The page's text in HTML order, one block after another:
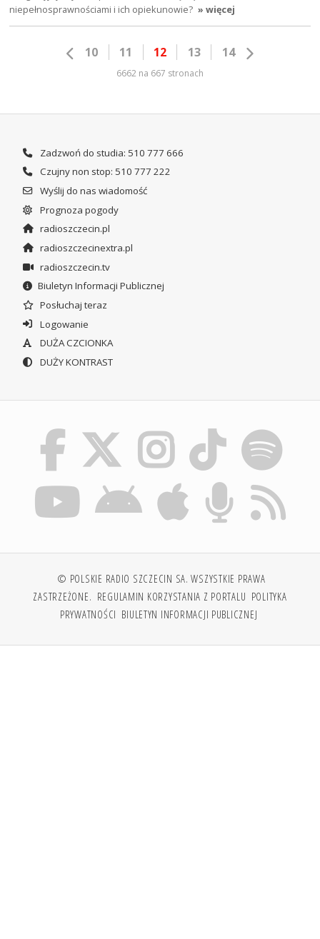
niepełnosprawnościami i ich opiekunowie? » więcej
10 11 12 13 14
6662 na 667 stronach
Zadzwoń do studia: 510 777 666
Czujny non stop: 510 777 222
Wyślij do nas wiadomość
Prognoza pogody
radioszczecin.pl
radioszczecinextra.pl
radioszczecin.tv
Biuletyn Informacji Publicznej
Posłuchaj teraz
Logowanie
DUŻA CZCIONKA
DUŻY KONTRAST
© POLSKIE RADIO SZCZECIN SA. WSZYSTKIE PRAWA
ZASTRZEŻONE. REGULAMIN KORZYSTANIA Z PORTALU POLITYKA
PRYWATNOŚCI BIULETYN INFORMACJI PUBLICZNEJ